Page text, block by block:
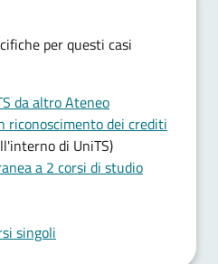
per questi casi
da altro Ateneo
riconoscimento dei crediti
di UniTS)
a 2 corsi di studio
singoli